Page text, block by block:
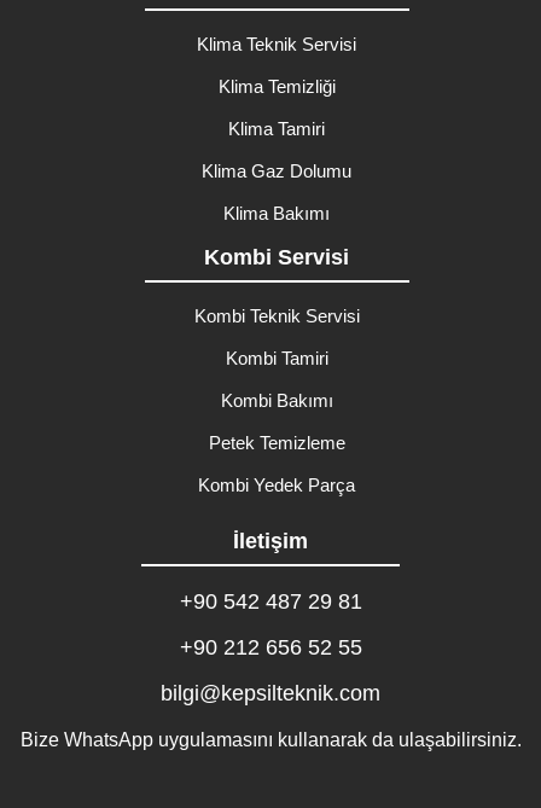
Klima Teknik Servisi
Klima Temizliği
Klima Tamiri
Klima Gaz Dolumu
Klima Bakımı
Kombi Servisi
Kombi Teknik Servisi
Kombi Tamiri
Kombi Bakımı
Petek Temizleme
Kombi Yedek Parça
İletişim
+90 542 487 29 81
+90 212 656 52 55
bilgi@kepsilteknik.com
Bize WhatsApp uygulamasını kullanarak da ulaşabilirsiniz.